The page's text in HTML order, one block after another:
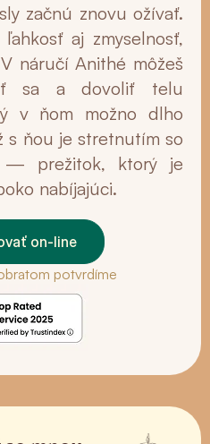
začnú znovu ožívať.
aj zmyselnosť,
náručí Anithé môžeš
sa a dovoliť telu
v ňom možno dlho
s ňou je stretnutím so
— prežitok, ktorý je
nabíjajúci.
on-line
potvrdíme